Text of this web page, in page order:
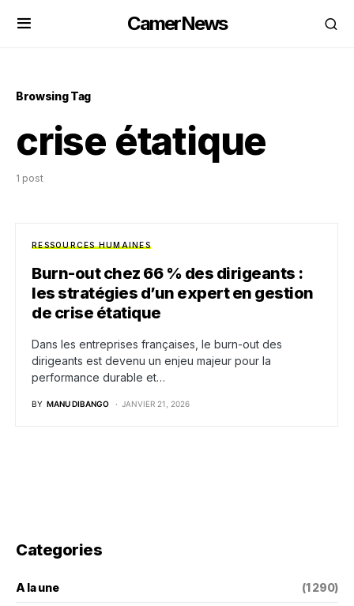
CamerNews
Browsing Tag
crise étatique
1 post
RESSOURCES HUMAINES
Burn-out chez 66 % des dirigeants :
les stratégies d’un expert en gestion
de crise étatique
Dans les entreprises françaises, le burn-out des
dirigeants est devenu un enjeu majeur pour la
performance durable et…
BY MANU DIBANGO JANVIER 21, 2026
Categories
A la une (1 290)